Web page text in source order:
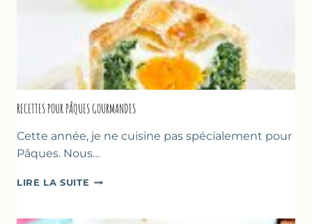
RECETTES POUR PÂQUES GOURMANDES
Cette année, je ne cuisine pas spécialement pour
Pâques. Nous…
LIRE LA SUITE RECETTES
GOURMANDES